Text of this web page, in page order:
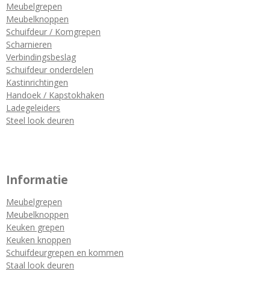
Meubelgrepen
Meubelknoppen
Schuifdeur / Komgrepen
Scharnieren
Verbindingsbeslag
Schuifdeur onderdelen
Kastinrichtingen
Handoek / Kapstokhaken
Ladegeleiders
Steel look deuren
Informatie
Meubelgrepen
Meubelknoppen
Keuken grepen
Keuken knoppen
Schuifdeurgrepen en kommen
Staal look deuren